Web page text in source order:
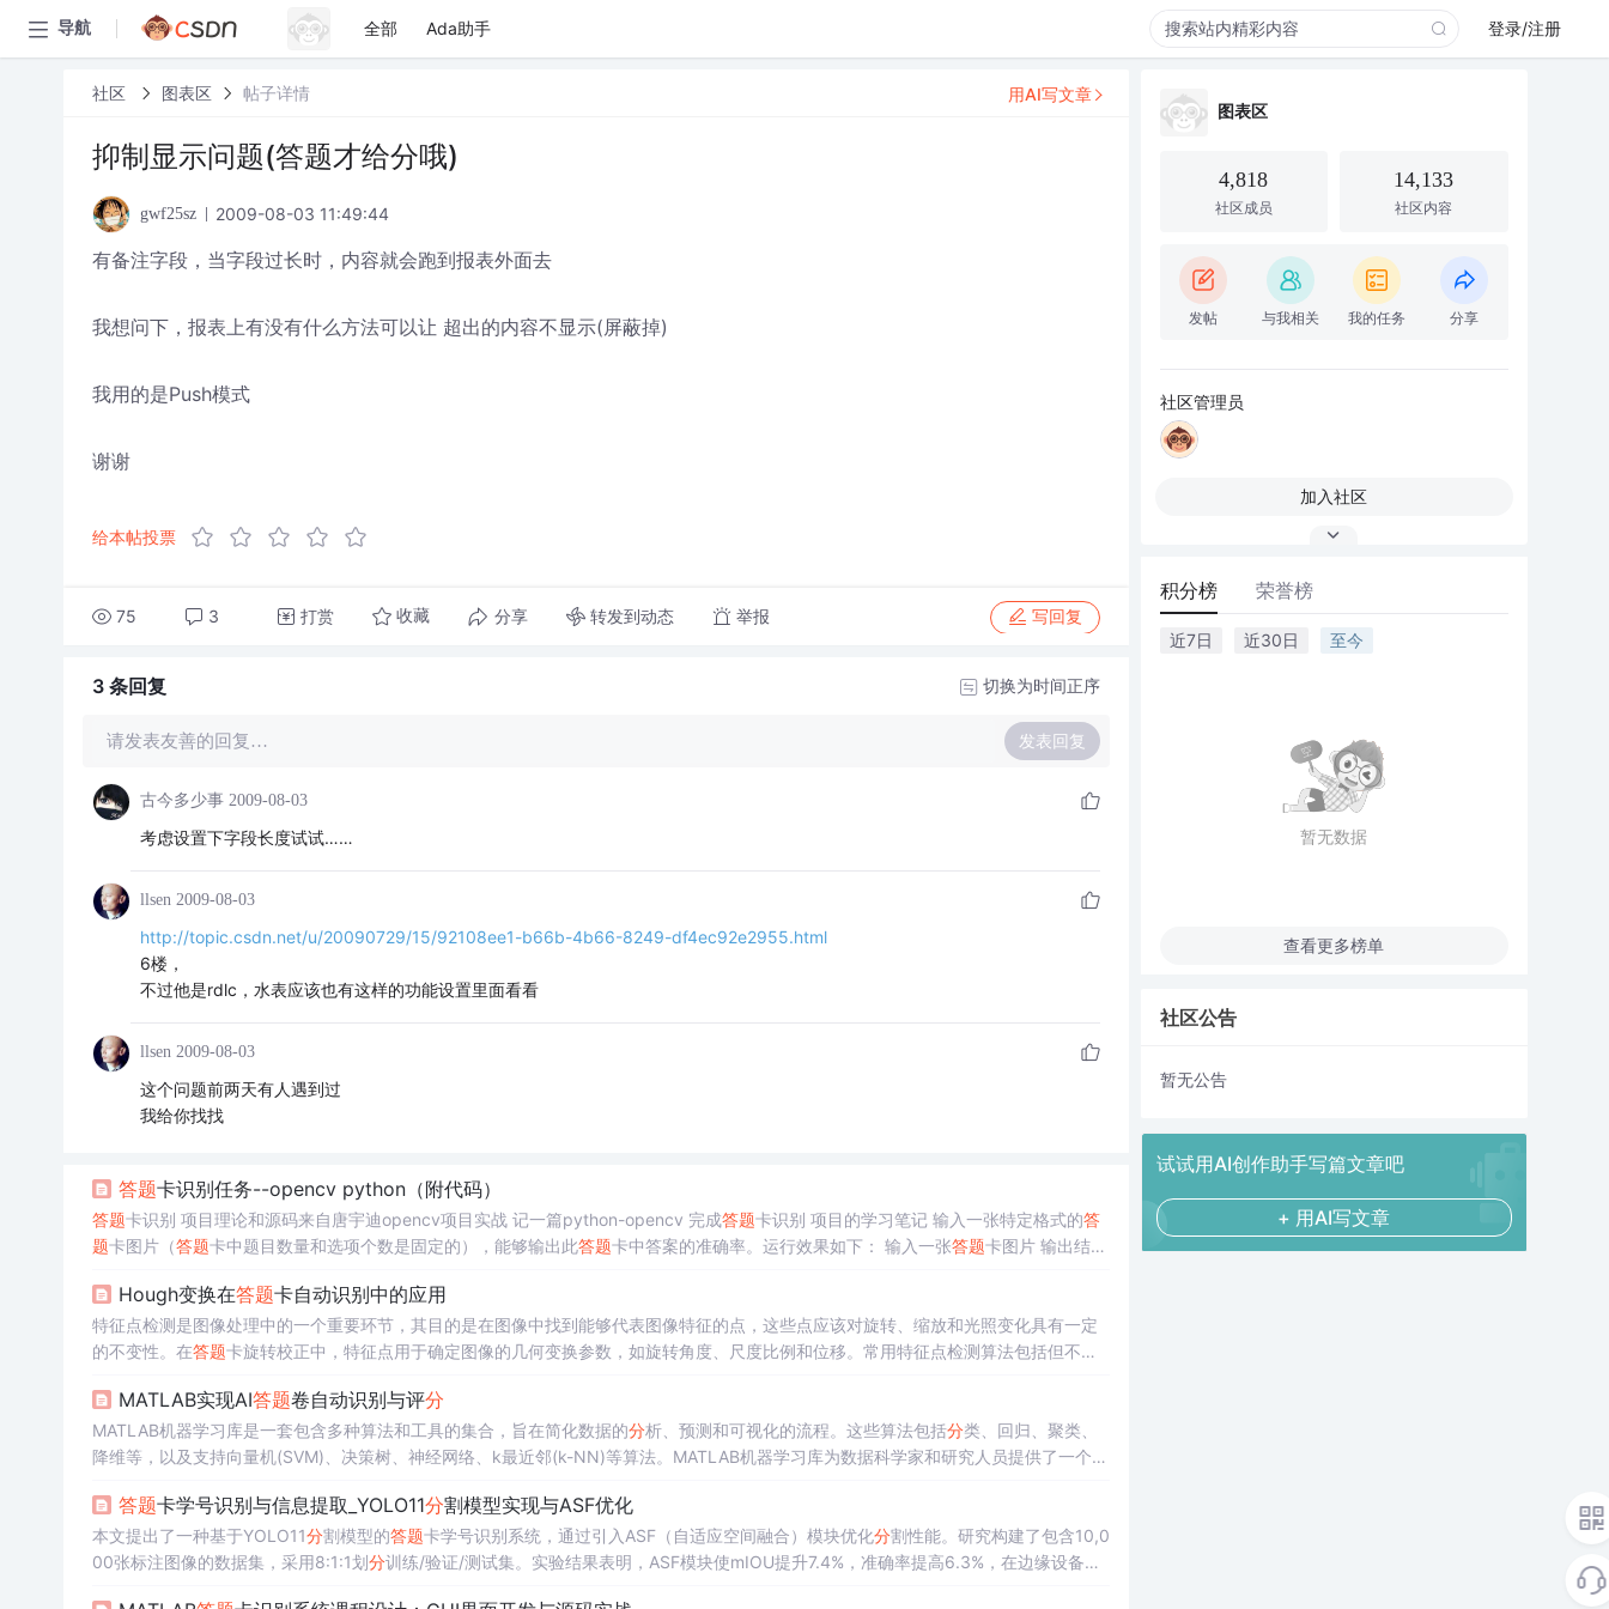
导航 全部 Ada助手 登录/注册
社区 图表区 帖子详情
抑制显示问题(答题才给分哦)
gwf25sz 2009-08-03 11:49:44
有备注字段，当字段过长时，内容就会跑到报表外面去
我想问下，报表上有没有什么方法可以让 超出的内容不显示(屏蔽掉)
我用的是Push模式
谢谢
给本帖投票
75 3 打赏 收藏 分享 转发到动态 举报 写回复
用AI写文章
3 条回复 切换为时间正序
请发表友善的回复… 发表回复
古今多少事 2009-08-03
考虑设置下字段长度试试……
llsen 2009-08-03
http://topic.csdn.net/u/20090729/15/92108ee1-b66b-4b66-8249-df4ec92e2955.html
6楼，
不过他是rdlc，水表应该也有这样的功能设置里面看看
llsen 2009-08-03
这个问题前两天有人遇到过
我给你找找
答题卡识别任务--opencv python（附代码）
答题 卡识别 项目理论和源码来自唐宇迪opencv项目实战 记一篇python-opencv 完成答题 卡识别 项目的学习笔记 输入一张特定格式的答
题卡图片（答题卡中题目数量和选项个数是固定的），能够输出此答题卡中答案的准确率。运行效果如下： 输入一张答题卡图片 输出结果
变换将答题卡的内容单独拿出来； 提取答题卡中填涂区域的轮廓，并进行二值化处理，利用掩模与二值化后的
Hough变换在答题卡自动识别中的应用
特征点检测是图像处理中的一个重要环节，其目的是在图像中找到能够代表图像特征的点，这些点应该对旋转、缩放和光照变化具有一定
的不变性。在答题卡旋转校正中，特征点用于确定图像的几何变换参数，如旋转角度、尺度比例和位移。常用特征点检测算法包括但不限
特征点，对旋转、尺度缩放、亮度变化保持不变性，但其计算复杂度较高。SURF（加速稳健特征）
MATLAB实现AI答题卷自动识别与评分
MATLAB机器学习库是一套包含多种算法和工具的集合，旨在简化数据的分析、预测和可视化的流程。这些算法包括分类、回归、聚类、
降维等，以及支持向量机(SVM)、决策树、神经网络、k最近邻(k-NN)等算法。MATLAB机器学习库为数据科学家和研究人员提供了一个强
型训练、参数调整和结果评估等任务。
答题卡学号识别与信息提取_YOLO11分割模型实现与ASF优化
本文提出了一种基于YOLO11分割模型的答题卡学号识别系统，通过引入ASF（自适应空间融合）模块优化分割性能。研究构建了包含10,0
00张标注图像的数据集，采用8:1:1划分训练/验证/测试集。实验结果表明，ASF模块使mIOU提升7.4%，准确率提高6.3%，在边缘设备上
图表区
4,818
社区成员
14,133
社区内容
发帖 与我相关 我的任务 分享
社区管理员
加入社区
积分榜 荣誉榜
近7日 近30日 至今
暂无数据
查看更多榜单
社区公告
暂无公告
试试用AI创作助手写篇文章吧
+ 用AI写文章